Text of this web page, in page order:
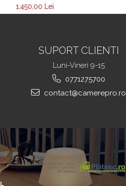
1.450,00 Lei
SUPORT CLIENTI
Luni-Vineri 9-15
0771275700
contact@camerepro.ro